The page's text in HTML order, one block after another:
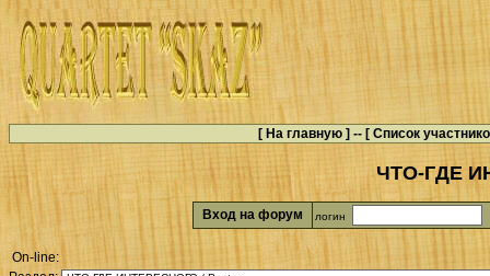
[ На главную ] -- [ Список
ЧТО-ГДЕ
Вход на форум логин
On-line: